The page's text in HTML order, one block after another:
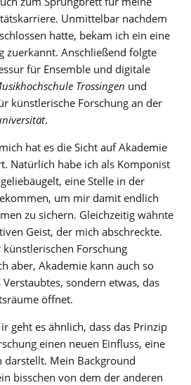
Unmittelbar nachdem
hatte, bekam ich ein eine
zuerkannt. Anschließend folgte
für Ensemble und digitale
Trossingen und
künstlerische Forschung an der
.
hat es die Sicht auf Akademie
Natürlich habe ich als Komponist
eine Stelle in der
um mir damit endlich
zu sichern. Gleichzeitig wähnte
Geist, der mich abschreckte.
künstlerischen Forschung
aber, Akademie kann auch so
sondern etwas, das
öffnet.
geht es ähnlich, dass das Prinzip
einen neuen Einfluss, eine
darstellt. Mein Background
bisschen von dem der anderen